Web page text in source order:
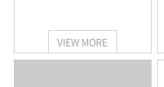
VIEW MORE